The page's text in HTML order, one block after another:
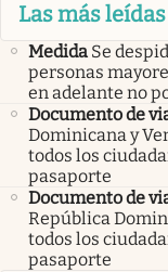
Las más leídas
Medida Se
personas
en adelante no
Documento de
Dominicana y
todos los
pasaporte
Documento de
República
todos los
pasaporte